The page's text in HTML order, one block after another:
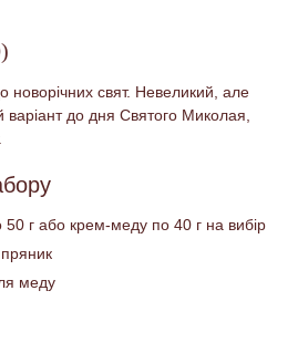
свят. Невеликий, але
до дня Святого Миколая,
г або крем-меду по 40 г на вибір
меду